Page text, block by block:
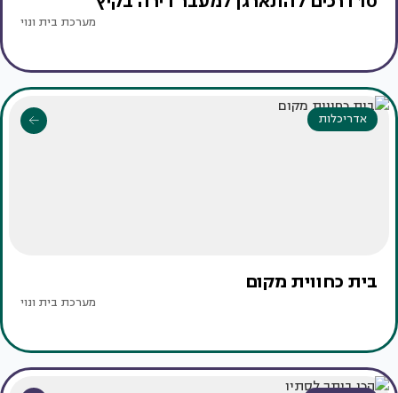
מערכת בית ונוי
אדריכלות
בית כחווית מקום
מערכת בית ונוי